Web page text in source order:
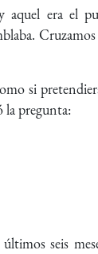
aquel era el
si
la pregunta:
seis